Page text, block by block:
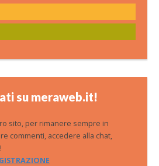
su meraweb.it!
sito, per rimanere sempre in
commenti, accedere alla chat,